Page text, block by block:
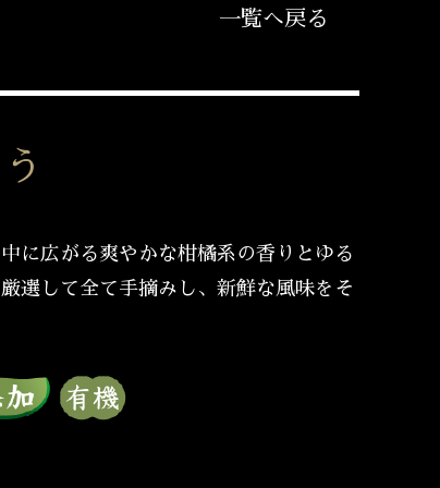
一覧へ戻る
に広がる爽やかな柑橘系の香りとゆる
選して全て手摘みし、新鮮な風味をそ